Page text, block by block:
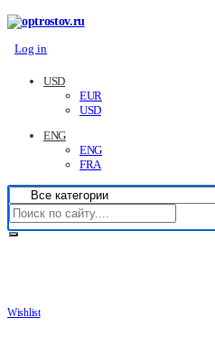
Log in
USD
EUR
USD
ENG
ENG
FRA
Wishlist